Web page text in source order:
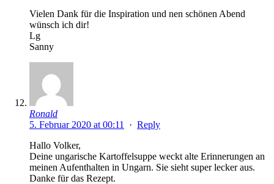
Vielen Dank für die Inspiration und nen schönen Abend
wünsch ich dir!
Lg
Sanny
Ronald
5. Februar 2020 at 00:11
· Reply
Hallo Volker,
Deine ungarische Kartoffelsuppe weckt alte Erinnerungen an
meinen Aufenthalten in Ungarn. Sie sieht super lecker aus.
Danke für das Rezept.